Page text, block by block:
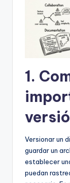
1.
Versionar un
guardar un
establecer
puedan